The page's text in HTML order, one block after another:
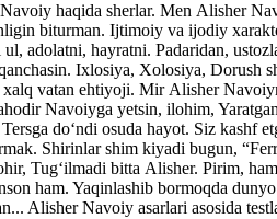
haqida sherlar. Men Alisher
biturman. Ijtimoiy va ijodiy
adolatni, hayratni. Padaridan,
Ixlosiya, Xolosiya, Dorush
vatan ehtiyoji. Mir Alisher
Navoiyga yetsin, ilohim,
do‘ndi osuda hayot. Siz kashf
Shirinlar shim kiyadi bugun,
Tug‘ilmadi bitta Alisher. Pirim,
ham. Yaqinlashib bormoqda
Alisher Navoiy asarlari asosida